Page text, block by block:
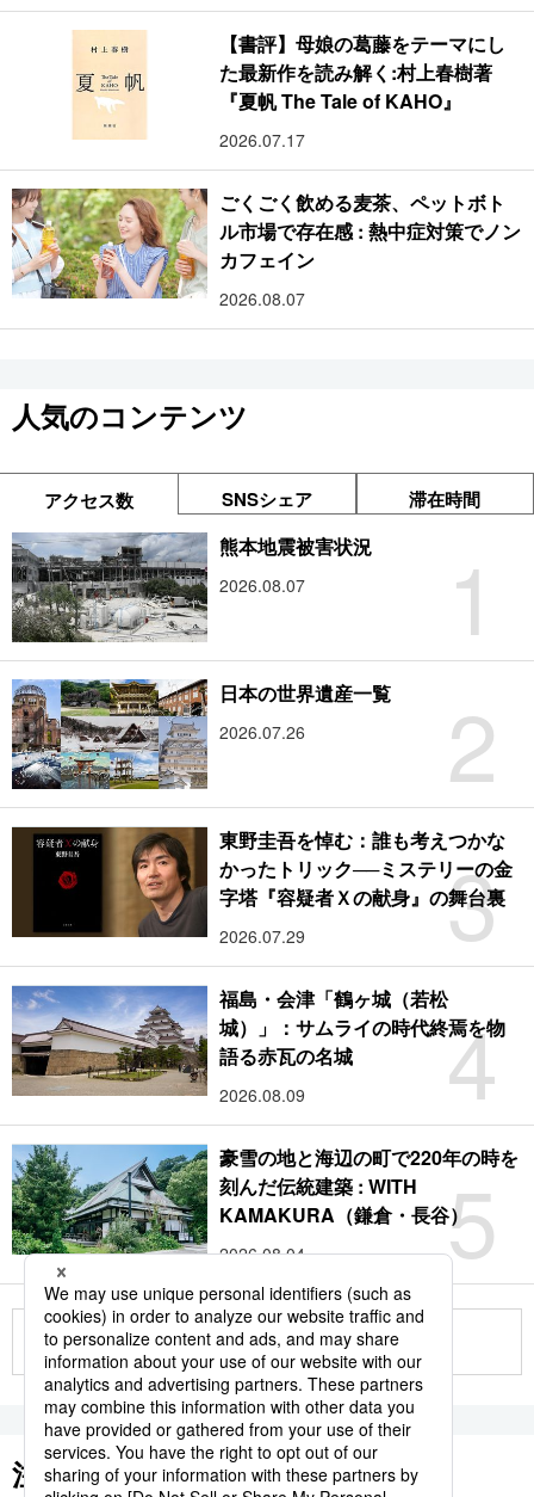
【書評】母娘の葛藤をテーマにし
た最新作を読み解く:村上春樹著
『夏帆 The Tale of KAHO』
2026.07.17
ごくごく飲める麦茶、ペットボト
ル市場で存在感 : 熱中症対策でノン
カフェイン
2026.08.07
人気のコンテンツ
アクセス数 SNSシェア 滞在時間
1
熊本地震被害状況
2026.08.07
2
日本の世界遺産一覧
2026.07.26
3
東野圭吾を悼む：誰も考えつかな
かったトリック──ミステリーの金
字塔『容疑者Ｘの献身』の舞台裏
2026.07.29
4
福島・会津「鶴ヶ城（若松
城）」：サムライの時代終焉を物
語る赤瓦の名城
2026.08.09
5
豪雪の地と海辺の町で220年の時を
刻んだ伝統建築 : WITH
KAMAKURA（鎌倉・長谷）
2026.08.04
もっと見る
注目のキーワード